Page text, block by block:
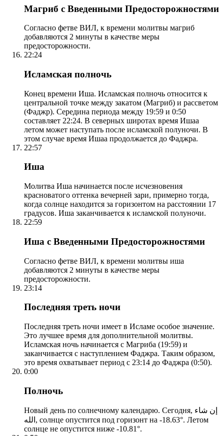
Магриб с Введенными Предосторожностями
Согласно фетве ВИЛ, к времени молитвы магриб
добавляются 2 минуты в качестве меры
предосторожности.
22:24
Исламская полночь
Конец времени Иша. Исламская полночь относится к
центральной точке между закатом (Магриб) и рассветом
(Фаджр). Середина периода между 19:59 и 0:50
составляет 22:24. В северных широтах время Ишаа
летом может наступать после исламской полуночи. В
этом случае время Ишаа продолжается до Фаджра.
22:57
Иша
Молитва Иша начинается после исчезновения
красноватого оттенка вечерней зари, примерно тогда,
когда солнце находится за горизонтом на расстоянии 17
градусов. Иша заканчивается к исламской полуночи.
22:59
Иша с Введенными Предосторожностями
Согласно фетве ВИЛ, к времени молитвы иша
добавляются 2 минуты в качестве меры
предосторожности.
23:14
Последняя треть ночи
Последняя треть ночи имеет в Исламе особое значение.
Это лучшее время для дополнительной молитвы.
Исламская ночь начинается с Магриба (19:59) и
заканчивается с наступлением Фаджра. Таким образом,
это время охватывает период с 23:14 до Фаджра (0:50).
0:00
Полночь
Новый день по солнечному календарю. Сегодня, إن شاء
الله, солнце опустится под горизонт на -18.63°. Летом
солнце не опустится ниже -10.81°.